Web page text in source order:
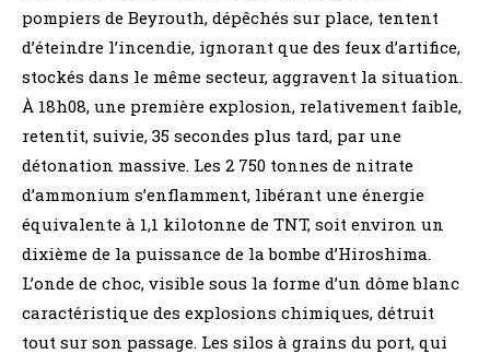
pompiers de Beyrouth, dépêchés sur place, tentent
d’éteindre l’incendie, ignorant que des feux d’artifice,
stockés dans le même secteur, aggravent la situation.
À 18h08, une première explosion, relativement faible,
retentit, suivie, 35 secondes plus tard, par une
détonation massive. Les 2 750 tonnes de nitrate
d’ammonium s’enflamment, libérant une énergie
équivalente à 1,1 kilotonne de TNT, soit environ un
dixième de la puissance de la bombe d’Hiroshima.
L’onde de choc, visible sous la forme d’un dôme blanc
caractéristique des explosions chimiques, détruit
tout sur son passage. Les silos à grains du port, qui